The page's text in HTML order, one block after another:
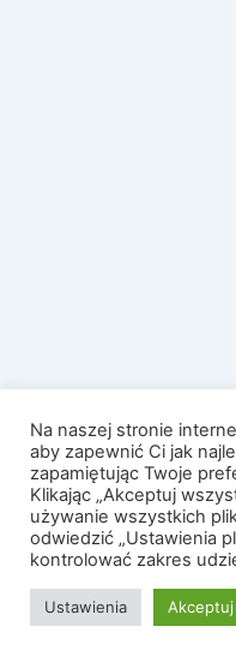
Na naszej stronie
aby zapewnić Ci jak
zapamiętując Twoje
Klikając „Akceptuj
używanie wszystkich
odwiedzić „Ustawienia
kontrolować zakres
Ustawienia